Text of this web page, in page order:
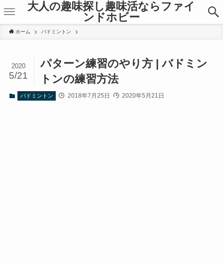
大人の趣味探し趣味活ならファイ
ンドホビー
ホーム バドミントン
パターン練習のやり方 | バドミン
トンの練習方法
2020
5/21
バドミントン 2018年7月25日 2020年5月21日